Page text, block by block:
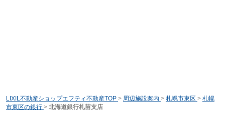
LIXIL不動産ショップエフティ不動産TOP > 周辺施設案内 > 札幌市東区 > 札幌
市東区の銀行 > 北海道銀行札苗支店